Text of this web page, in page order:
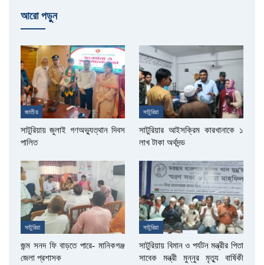
আরো পড়ুুন
জাতীয়
সাটুরিয়ায় জুলাই গণঅভ্যুত্থান দিবস
পালিত
সাটুরিয়া
সাটুরিয়ার আইসক্রিম কারখানাকে ১
লাখ টাকা অর্থদন্ড
সাটুরিয়া
জন্ম সনদ ফি বাড়তে পারে- মানিকগঞ্জ
জেলা প্রশাসক
সাটুরিয়া
সাটুরিয়ায় বিমান ও পর্যটন মন্ত্রীর পিতা
সাবেক মন্ত্রী মুন্নুর মৃত্যু বার্ষিকী